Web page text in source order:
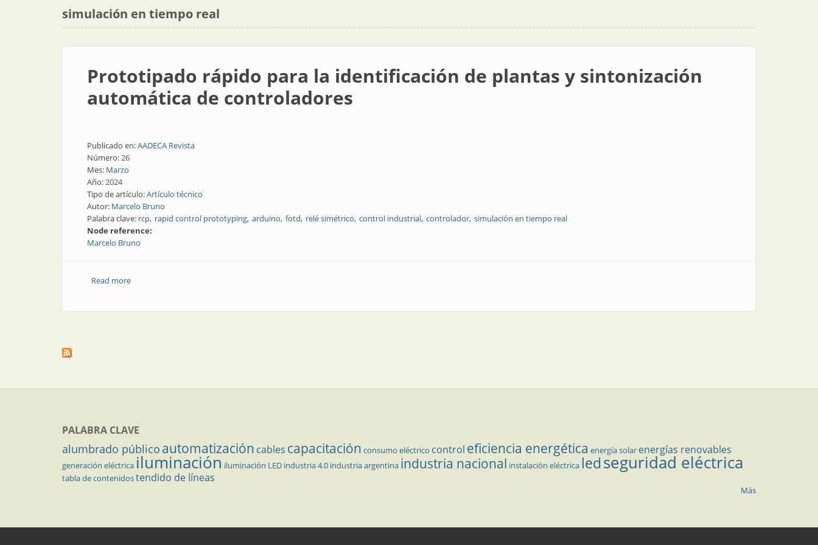
simulación en tiempo real
Prototipado rápido para la identificación de plantas y sintonización
automática de controladores
Publicado en:AADECA Revista
Número:26
Mes: Marzo
Año:2024
Tipo de artículo:Artículo técnico
Autor: Marcelo Bruno
Palabra clave: rcp rapid control prototyping arduino fotd relé simétrico control industrial controlador simulación en tiempo real
Node reference:
Marcelo Bruno
Read moreabout Prototipado rápido para la identificación de plantas y sintonización automática de controladores
PALABRA CLAVE
alumbrado público automatización cables capacitación consumo eléctrico control eficiencia energética energía solar energías renovables
generación eléctrica iluminación iluminación LED industria 4.0 industria argentina industria nacional instalación eléctrica ledseguridad eléctrica
tabla de contenidostendido de líneas
Más